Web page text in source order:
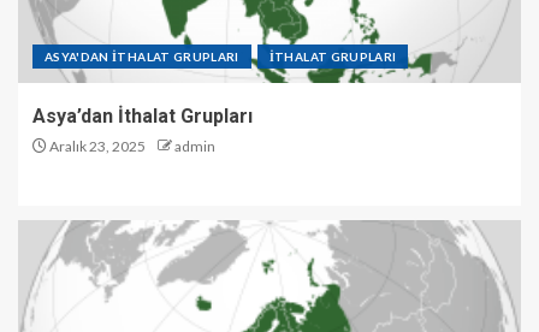
ASYA'DAN İTHALAT GRUPLARI İTHALAT GRUPLARI
Asya’dan İthalat Grupları
Aralık 23, 2025 admin